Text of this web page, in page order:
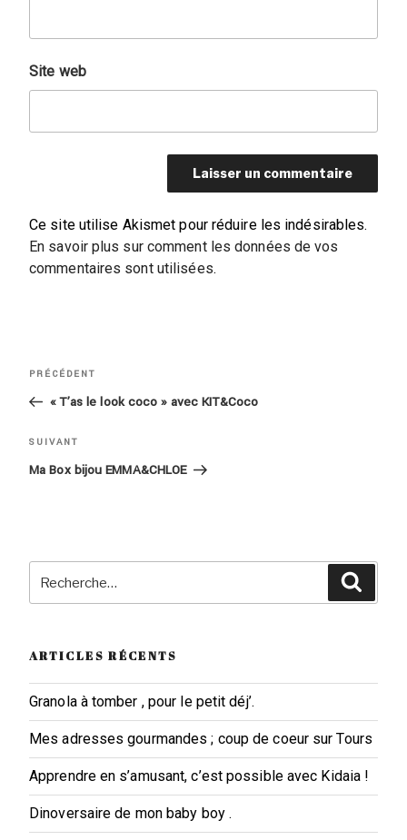
Site web
Ce site utilise Akismet pour réduire les indésirables.
En savoir plus sur comment les données de vos
commentaires sont utilisées.
Navigation
de
l’article
Article
précédent
PRÉCÉDENT
« T’as le look coco » avec KIT&Coco
Article
suivant
SUIVANT
Ma Box bijou EMMA&CHLOE
pour
ARTICLES RÉCENTS
Granola à tomber , pour le petit déj’.
Mes adresses gourmandes ; coup de coeur sur Tours
Apprendre en s’amusant, c’est possible avec Kidaia !
Dinoversaire de mon baby boy .